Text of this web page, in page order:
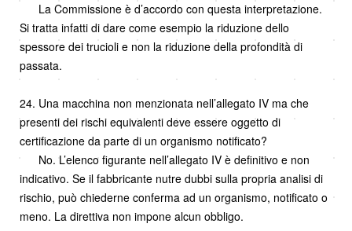
La Commissione è d’accordo con questa interpretazione.
Si tratta infatti di dare come esempio la riduzione dello
spessore dei trucioli e non la riduzione della profondità di
passata.
24. Una macchina non menzionata nell’allegato IV ma che
presenti dei rischi equivalenti deve essere oggetto di
certificazione da parte di un organismo notificato?
No. L’elenco figurante nell’allegato IV è definitivo e non
indicativo. Se il fabbricante nutre dubbi sulla propria analisi di
rischio, può chiederne conferma ad un organismo, notificato o
meno. La direttiva non impone alcun obbligo.